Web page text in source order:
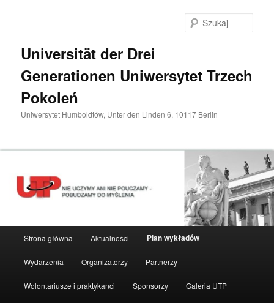
Universität der Drei
Generationen Uniwersytet Trzech
Pokoleń
Uniwersytet Humboldtów, Unter den Linden 6, 10117 Berlin
Strona główna Aktualności Plan wykładów
Wydarzenia Organizatorzy Partnerzy
Wolontariusze i praktykanci Sponsorzy Galeria UTP